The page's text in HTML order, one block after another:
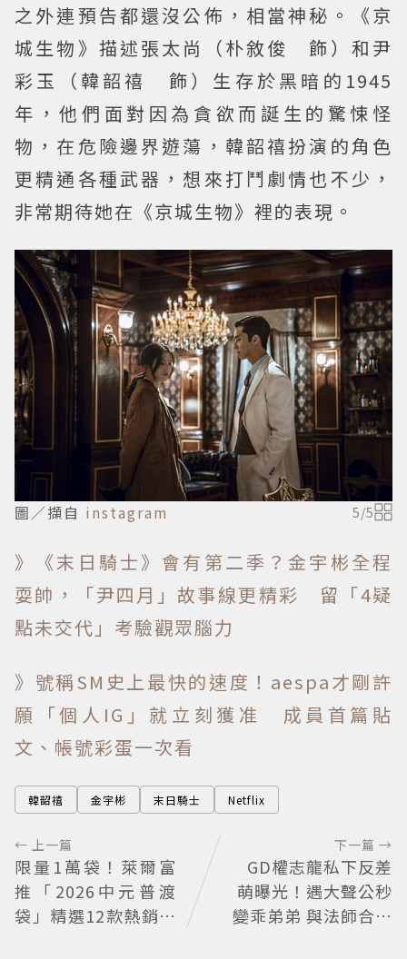
之外連預告都還沒公佈，相當神秘。《京
城生物》描述張太尚（朴敘俊 飾）和尹
彩玉（韓韶禧 飾）生存於黑暗的1945
年，他們面對因為貪欲而誕生的驚悚怪
物，在危險邊界遊蕩，韓韶禧扮演的角色
更精通各種武器，想來打鬥劇情也不少，
非常期待她在《京城生物》裡的表現。
圖／擷自 instagram 5/5
》《末日騎士》會有第二季？金宇彬全程
耍帥，「尹四月」故事線更精彩 留「4疑
點未交代」考驗觀眾腦力
》號稱SM史上最快的速度！aespa才剛許
願「個人IG」就立刻獲准 成員首篇貼
文、帳號彩蛋一次看
韓韶禧 金宇彬 末日騎士 Netflix
← 上一篇
限量1萬袋！萊爾富
推「2026中元普渡
袋」精選12款熱銷商
下一篇 →
GD權志龍私下反差
萌曝光！遇大聲公秒
變乖弟弟 與法師合照